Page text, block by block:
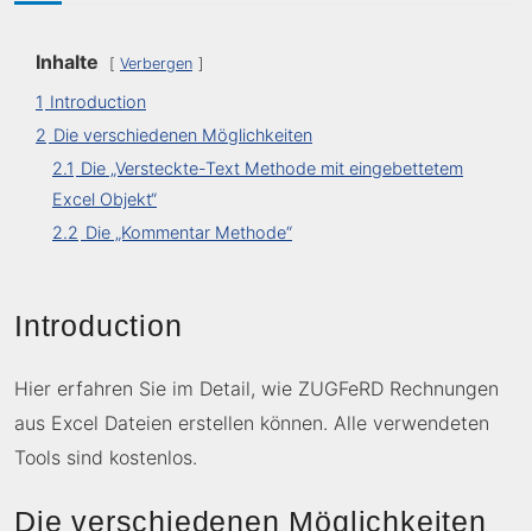
Inhalte Verbergen
1 Introduction
2 Die verschiedenen Möglichkeiten
2.1 Die „Versteckte-Text Methode mit eingebettetem
Excel Objekt“
2.2 Die „Kommentar Methode“
Introduction
Hier erfahren Sie im Detail, wie ZUGFeRD Rechnungen
aus Excel Dateien erstellen können. Alle verwendeten
Tools sind kostenlos.
Die verschiedenen Möglichkeiten